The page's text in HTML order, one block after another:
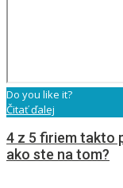
Do you like it?
Čitať ďalej
4 z 5 firiem takto
ako ste na tom?